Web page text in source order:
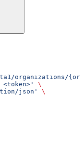
organizations/
\
json'
\